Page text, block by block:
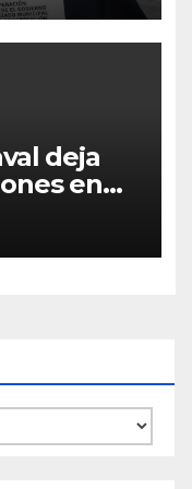
deja
en
de